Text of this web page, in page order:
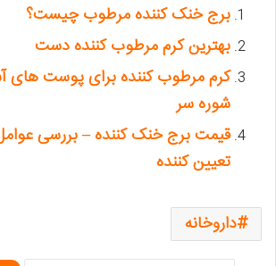
برج خنک کننده مرطوب چیست؟
بهترین کرم مرطوب کننده دست
کرم مرطوب کننده برای پوست های
شوره سر
قیمت برج خنک کننده – بررسی
تعیین کننده
داروخانه